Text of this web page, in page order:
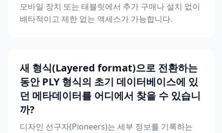
모바일 장치 또는 태블릿에서 추가 구매나 설치 없이
배타적이고 제한 없는 액세스가 가능합니다.
새 형식(Layered format)으로 전환하는
동안 PLY 형식의 초기 데이터베이스에 있
던 메타데이터를 어디에서 찾을 수 있습니
까?
디자인 선구자(Pioneers)는 세부 정보를 기록하는